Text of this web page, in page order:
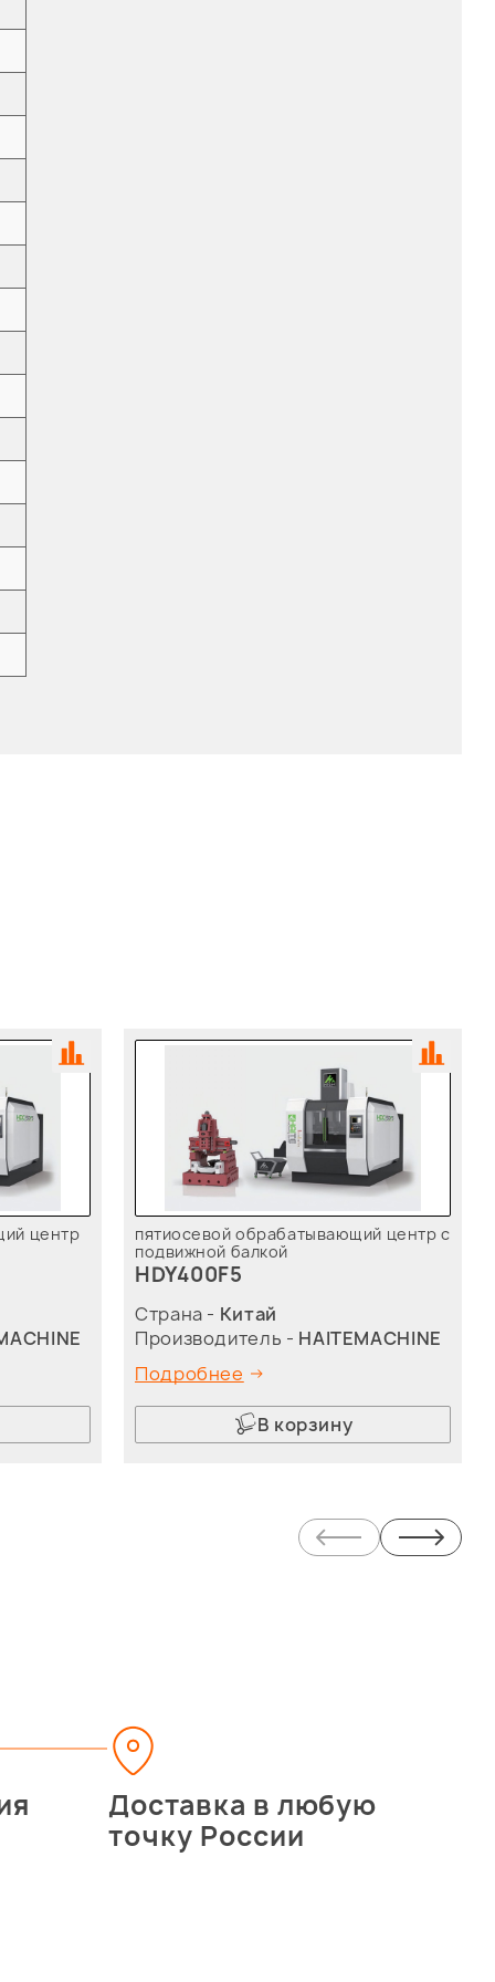
центр
пятиосевой обрабатывающий центр с
подвижной балкой
HDY400F5
Страна - Китай
Производитель - HAITEMACHINE
Подробнее
В корзину
Доставка в любую
точку России